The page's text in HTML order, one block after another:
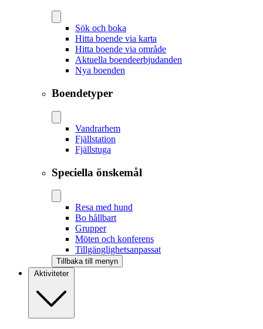
Sök och boka
Hitta boende via karta
Hitta boende via område
Aktuella boendeerbjudanden
Nya boenden
Boendetyper
Vandrarhem
Fjällstation
Fjällstuga
Speciella önskemål
Resa med hund
Bo hållbart
Grupper
Möten och konferens
Tillgänglighetsanpassat
Tillbaka till menyn
Aktiviteter